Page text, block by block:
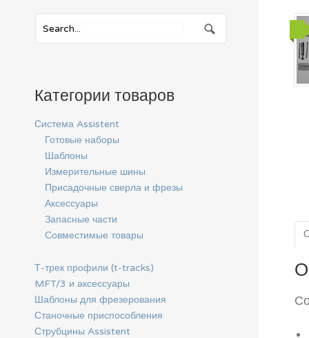
Категории товаров
Система Assistent
Готовые наборы
Шаблоны
Измерительные шины
Присадочные сверла и фрезы
Аксессуары
Запасные части
Совместимые товары
Т-трек профили (t-tracks)
MFT/3 и аксессуары
Шаблоны для фрезерования
Станочные приспособления
Струбцины Assistent